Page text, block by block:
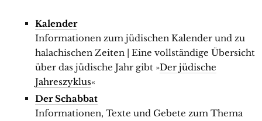
Kalender
Informationen zum jüdischen Kalender und zu
halachischen Zeiten | Eine vollständige Übersicht
über das jüdische Jahr gibt »Der jüdische
Jahreszyklus«
Der Schabbat
Informationen, Texte und Gebete zum Thema